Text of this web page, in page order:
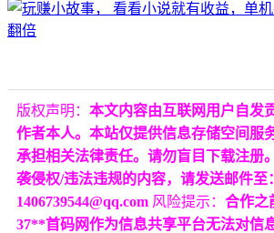
版权声明： 本文内容由互联网用户自发
作者本人。本站仅提供信息存储空间服
承担相关法律责任。请勿盲目下载注册
袭侵权/违法违规的内容，请发送邮件至：
1406739544@qq.com 风险提示： 合作之
37**首码网作为信息共享平台无法对信